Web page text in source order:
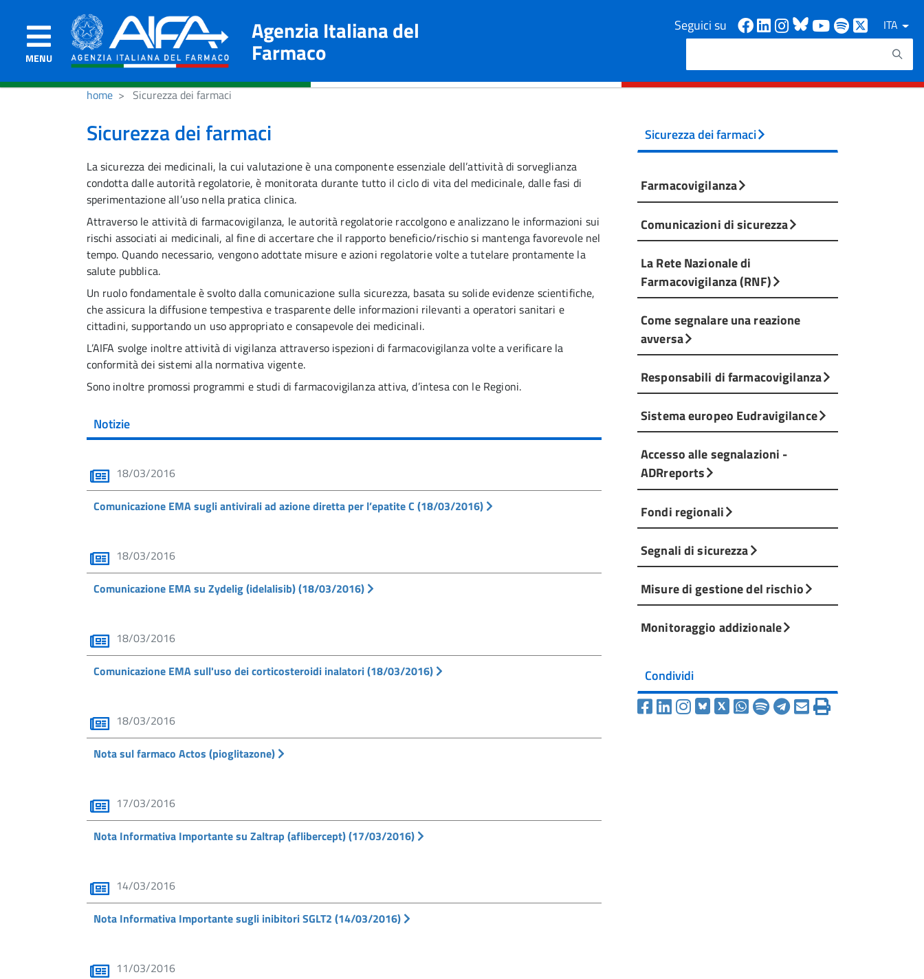
MENU
Agenzia Italiana del
Farmaco
Seguici su Facebook
Linkedin
Instagram
Bluesky
Youtube
Spotify
ITA
Cerca
home Sicurezza dei farmaci
Sicurezza dei farmaci
La sicurezza dei medicinali, la cui valutazione è una componente essenziale dell’attività di sorveglianza
condotta dalle autorità regolatorie, è monitorata durante tutto il ciclo di vita del medicinale, dalle fasi di
sperimentazione all’uso nella pratica clinica.
Attraverso le attività di farmacovigilanza, le autorità regolatorie raccolgono e analizzano le informazioni sui
rischi associati ai medicinali, al fine di accertare che il rapporto beneficio/rischio si mantenga favorevole nel
tempo. Quando necessario, vengono adottate misure e azioni regolatorie volte a tutelare prontamente la
salute pubblica.
Un ruolo fondamentale è svolto dalla comunicazione sulla sicurezza, basata su solide evidenze scientifiche,
che assicura la diffusione tempestiva e trasparente delle informazioni rilevanti a operatori sanitari e
cittadini, supportando un uso appropriato e consapevole dei medicinali.
L’AIFA svolge inoltre attività di vigilanza attraverso ispezioni di farmacovigilanza volte a verificare la
conformità dei sistemi alla normativa vigente.
Sono inoltre promossi programmi e studi di farmacovigilanza attiva, d’intesa con le Regioni.
Notizie
18/03/2016
Comunicazione EMA sugli antivirali ad azione diretta per l’epatite C (18/03/2016)
18/03/2016
Comunicazione EMA su Zydelig (idelalisib) (18/03/2016)
18/03/2016
Comunicazione EMA sull'uso dei corticosteroidi inalatori (18/03/2016)
18/03/2016
Nota sul farmaco Actos (pioglitazone)
17/03/2016
Nota Informativa Importante su Zaltrap (aflibercept) (17/03/2016)
14/03/2016
Nota Informativa Importante sugli inibitori SGLT2 (14/03/2016)
11/03/2016
Sicurezza dei farmaci
Farmacovigilanza
Comunicazioni di sicurezza
La Rete Nazionale di
Farmacovigilanza (RNF)
Come segnalare una reazione
avversa
Responsabili di farmacovigilanza
Sistema europeo Eudravigilance
Accesso alle segnalazioni -
ADRreports
Fondi regionali
Segnali di sicurezza
Misure di gestione del rischio
Monitoraggio addizionale
Condividi